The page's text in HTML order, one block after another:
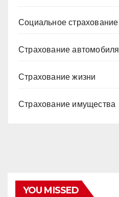
Социальное страхование
Страхование автомобиля
Страхование жизни
Страхование имущества
YOU MISSED